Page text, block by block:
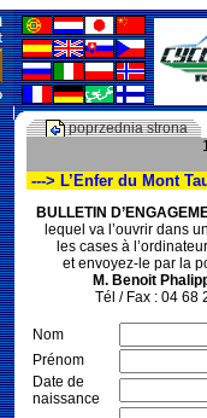
poprzednia strona
---> L’Enfer du Mont
BULLETIN
lequel va l’ouvrir dans
les cases à
et envoyez-le par la
M. Benoit
Tél / Fax : 04 68
Nom
Prénom
Date de
naissance